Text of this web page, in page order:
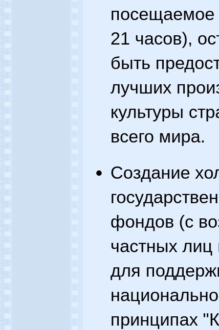
посещаемое
21 часов),
быть
лучших
культуры
всего мира.
Создание
фондов (с
частных
для
принципах